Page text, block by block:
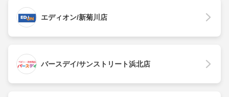
エディオン/新菊川店
バースデイ/サンストリート浜北店